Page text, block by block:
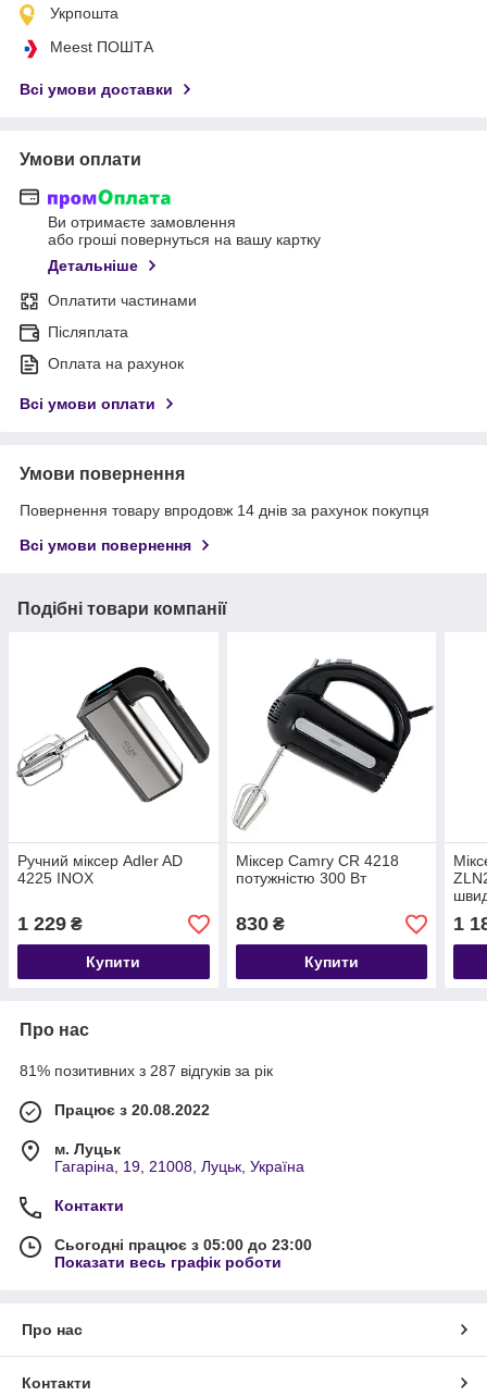
Укрпошта
Meest ПОШТА
Всі умови доставки
Умови оплати
Ви отримаєте замовлення
або гроші повернуться на вашу картку
Детальніше
Оплатити частинами
Післяплата
Оплата на рахунок
Всі умови оплати
Умови повернення
Повернення товару впродовж 14 днів за рахунок покупця
Всі умови повернення
Подібні товари компанії
Ручний міксер Adler AD
4225 INOX
1 229 ₴
Купити
Міксер Camry CR 4218
потужністю 300 Вт
830₴
Купити
1
Про нас
81% позитивних з 287 відгуків за рік
Працює з 20.08.2022
м. Луцьк
Гагаріна, 19, 21008, Луцьк, Україна
Контакти
Сьогодні працює з 05:00 до 23:00
Показати весь графік роботи
Про нас
Контакти